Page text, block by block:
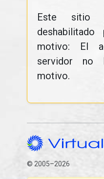
Este sitio
motivo: El
servidor no
motivo.
© 2005–2026